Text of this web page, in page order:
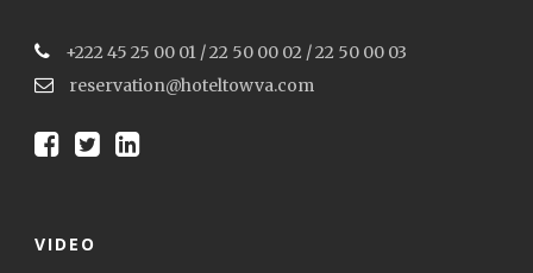
+222 45 25 00 01 / 22 50 00 02 / 22 50 00 03
reservation@hoteltowva.com
VIDEO